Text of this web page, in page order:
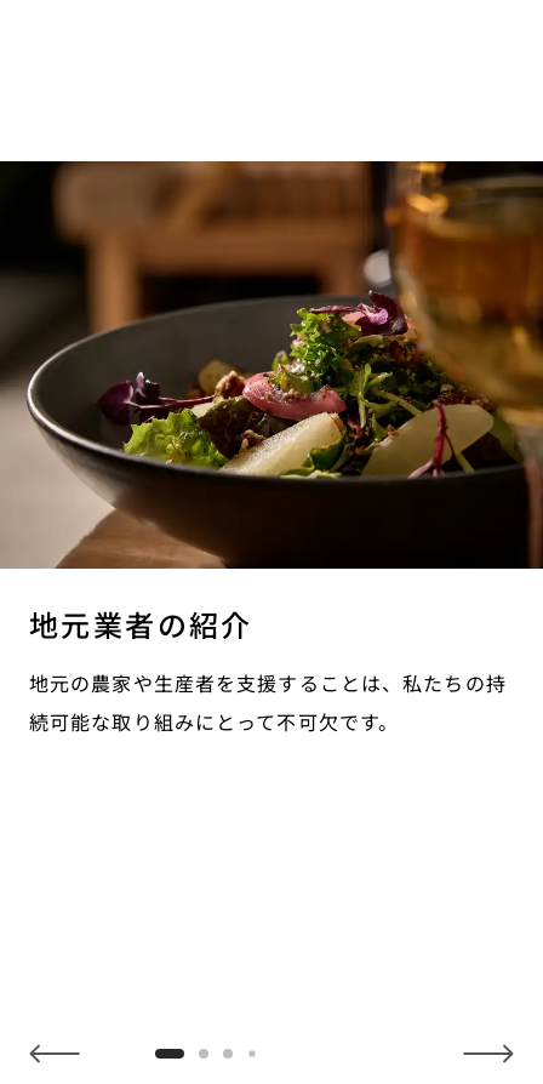
地元業者の紹介
地元の農家や生産者を支援することは、私たちの持
続可能な取り組みにとって不可欠です。